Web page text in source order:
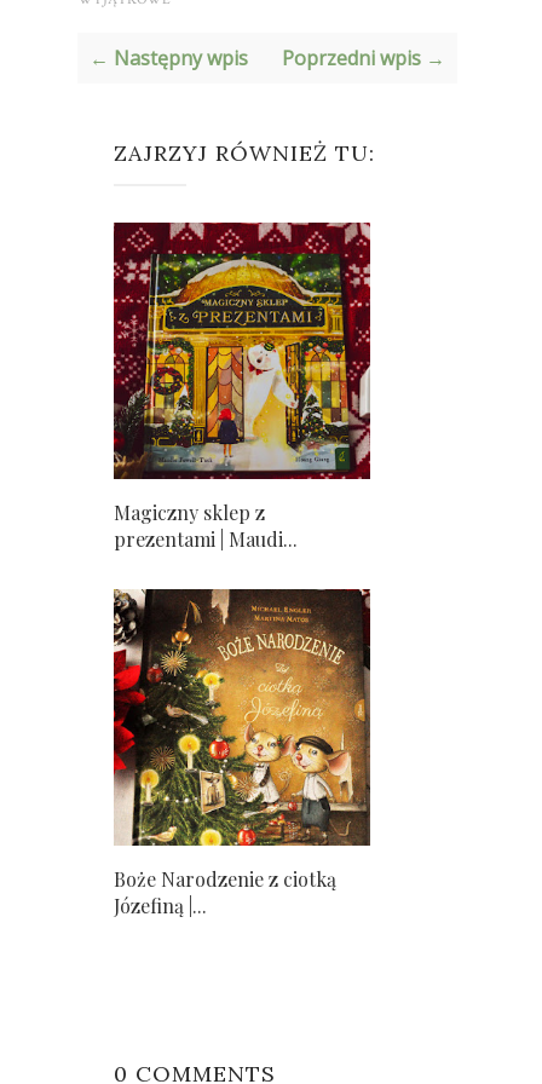
← Następny wpis Poprzedni wpis →
ZAJRZYJ RÓWNIEŻ TU:
Magiczny sklep z
prezentami | Maudi...
Boże Narodzenie z ciotką
Józefiną |...
0 COMMENTS